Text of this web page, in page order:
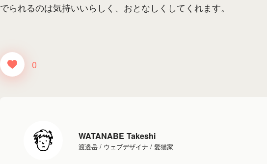
でられるのは気持いいらしく、おとなしくしてくれます。
0
WATANABE Takeshi
渡邉岳 / ウェブデザイナ / 愛猫家